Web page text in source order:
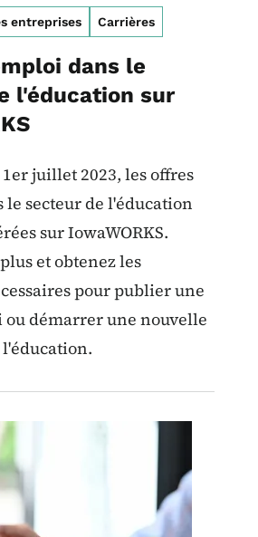
entreprises Carrières
dans le
l'éducation sur
juillet 2023, les offres
le secteur de l'éducation
sur IowaWORKS.
et obtenez les
pour publier une
démarrer une nouvelle